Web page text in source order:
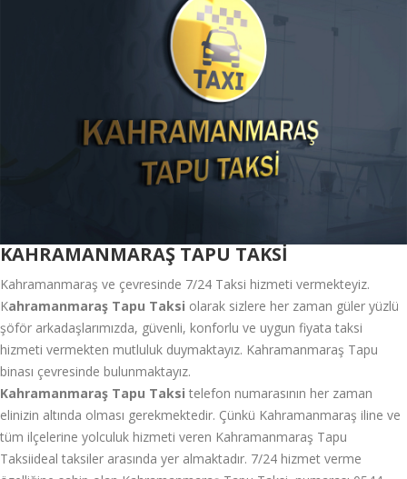
KAHRAMANMARAŞ TAPU TAKSİ
Kahramanmaraş ve çevresinde 7/24 Taksi hizmeti vermekteyiz.
Kahramanmaraş Tapu Taksi olarak sizlere her zaman güler yüzlü
şöför arkadaşlarımızda, güvenli, konforlu ve uygun fiyata taksi
hizmeti vermekten mutluluk duymaktayız. Kahramanmaraş Tapu
binası çevresinde bulunmaktayız.
Kahramanmaraş Tapu Taksi telefon numarasının her zaman
elinizin altında olması gerekmektedir. Çünkü Kahramanmaraş iline ve
tüm ilçelerine yolculuk hizmeti veren Kahramanmaraş Tapu
Taksiideal taksiler arasında yer almaktadır. 7/24 hizmet verme